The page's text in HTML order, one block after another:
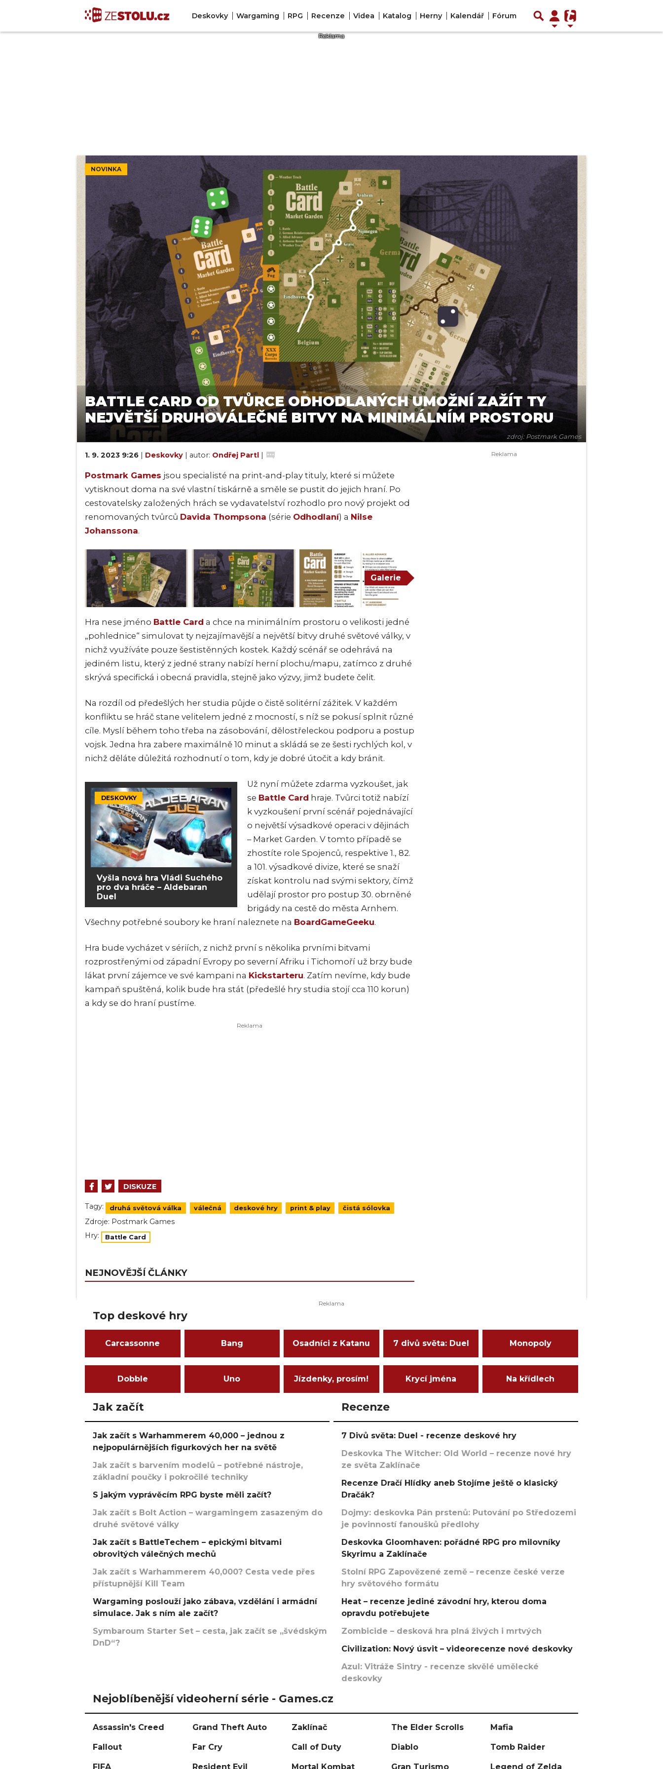
Deskovky Wargaming RPG Recenze Videa Katalog Herny Kalendář Fórum
NOVINKA
zdroj: Postmark Games
BATTLE CARD OD TVŮRCE ODHODLANÝCH UMOŽNÍ ZAŽÍT TY
NEJVĚTŠÍ DRUHOVÁLEČNÉ BITVY NA MINIMÁLNÍM PROSTORU
1. 9. 2023 9:26 | Deskovky | autor: Ondřej Partl |
Postmark Games jsou specialisté na print-and-play tituly, které si můžete
vytisknout doma na své vlastní tiskárně a směle se pustit do jejich hraní. Po
cestovatelsky založených hrách se vydavatelství rozhodlo pro nový projekt od
renomovaných tvůrců Davida Thompsona (série Odhodlaní) a Nilse
Johanssona.
Galerie
Hra nese jméno Battle Card a chce na minimálním prostoru o velikosti jedné
„pohlednice“ simulovat ty nejzajímavější a největší bitvy druhé světové války, v
nichž využíváte pouze šestistěnných kostek. Každý scénář se odehrává na
jediném listu, který z jedné strany nabízí herní plochu/mapu, zatímco z druhé
skrývá specifická i obecná pravidla, stejně jako výzvy, jimž budete čelit.
Na rozdíl od předešlých her studia půjde o čistě solitérní zážitek. V každém
konfliktu se hráč stane velitelem jedné z mocností, s níž se pokusí splnit různé
cíle. Myslí během toho třeba na zásobování, dělostřeleckou podporu a postup
vojsk. Jedna hra zabere maximálně 10 minut a skládá se ze šesti rychlých kol, v
nichž děláte důležitá rozhodnutí o tom, kdy je dobré útočit a kdy bránit.
DESKOVKY
Vyšla nová hra Vládi Suchého
pro dva hráče – Aldebaran
Duel
Už nyní můžete zdarma vyzkoušet, jak
se Battle Card hraje. Tvůrci totiž nabízí
k vyzkoušení první scénář pojednávající
o největší výsadkové operaci v dějinách
– Market Garden. V tomto případě se
zhostíte role Spojenců, respektive 1., 82.
a 101. výsadkové divize, které se snaží
získat kontrolu nad svými sektory, čímž
udělají prostor pro postup 30. obrněné
brigády na cestě do města Arnhem.
Všechny potřebné soubory ke hraní naleznete na BoardGameGeeku.
Hra bude vycházet v sériích, z nichž první s několika prvními bitvami
rozprostřenými od západní Evropy po severní Afriku i Tichomoří už brzy bude
lákat první zájemce ve své kampani na Kickstarteru. Zatím nevíme, kdy bude
kampaň spuštěná, kolik bude hra stát (předešlé hry studia stojí cca 110 korun)
a kdy se do hraní pustíme.
DISKUZE
Tagy: druhá světová válka válečná deskové hry print & play čistá sólovka
Zdroje: Postmark Games
Hry:
Battle Card
NEJNOVĚJŠÍ ČLÁNKY
Top deskové hry
Carcassonne Bang Osadníci z Katanu 7 divů světa: Duel Monopoly
Dobble Uno Jízdenky, prosím! Krycí jména Na křídlech
Jak začít
Jak začít s Warhammerem 40,000 – jednou z
nejpopulárnějších figurkových her na světě
Jak začít s barvením modelů – potřebné nástroje,
základní poučky i pokročilé techniky
S jakým vyprávěcím RPG byste měli začít?
Jak začít s Bolt Action – wargamingem zasazeným do
druhé světové války
Jak začít s BattleTechem – epickými bitvami
obrovitých válečných mechů
Jak začít s Warhammerem 40,000? Cesta vede přes
přístupnější Kill Team
Wargaming poslouží jako zábava, vzdělání i armádní
simulace. Jak s ním ale začít?
Symbaroum Starter Set – cesta, jak začít se „švédským
DnD“?
Recenze
7 Divů světa: Duel - recenze deskové hry
Deskovka The Witcher: Old World – recenze nové hry
ze světa Zaklínače
Recenze Dračí Hlídky aneb Stojíme ještě o klasický
Dračák?
Dojmy: deskovka Pán prstenů: Putování po Středozemi
je povinností fanoušků předlohy
Deskovka Gloomhaven: pořádné RPG pro milovníky
Skyrimu a Zaklínače
Stolní RPG Zapovězené země – recenze české verze
hry světového formátu
Heat – recenze jediné závodní hry, kterou doma
opravdu potřebujete
Zombicide – desková hra plná živých i mrtvých
Civilization: Nový úsvit – videorecenze nové deskovky
Azul: Vitráže Sintry - recenze skvělé umělecké
deskovky
Nejoblíbenější videoherní série - Games.cz
Assassin's Creed Grand Theft Auto Zaklínač The Elder Scrolls Mafia
Fallout Far Cry Call of Duty Diablo Tomb Raider
FIFA Resident Evil Mortal Kombat Gran Turismo Legend of Zelda